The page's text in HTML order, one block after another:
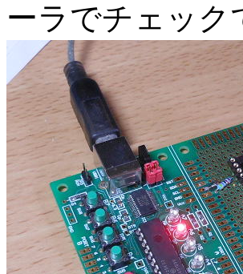
ーラでチェック